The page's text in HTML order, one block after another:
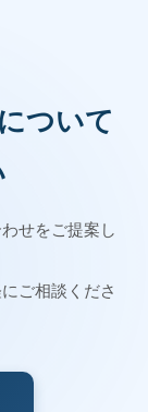
ついて
せをご提案し
ご相談くださ